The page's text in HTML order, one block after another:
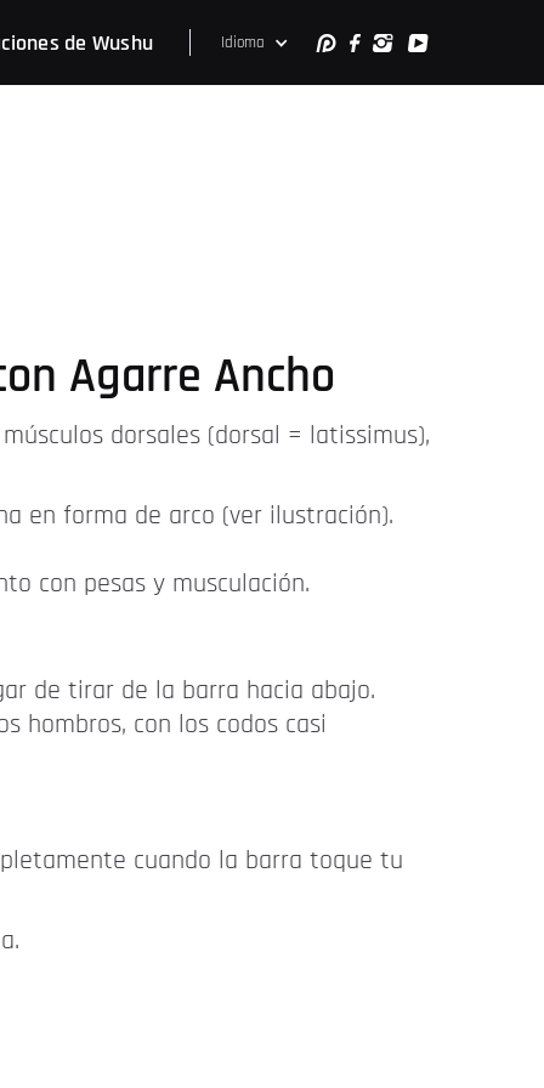
de Wushu Idioma
Agarre Ancho
dorsales (dorsal = latissimus),
en forma de arco (ver ilustración).
con pesas y musculación.
de tirar de la barra hacia abajo.
hombros, con los codos casi
cuando la barra toque tu